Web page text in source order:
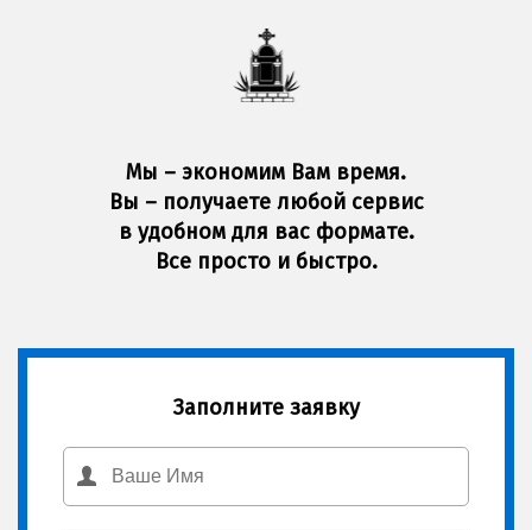
Мы – экономим Вам время.
Вы – получаете любой сервис
в удобном для вас формате.
Все просто и быстро.
Заполните заявку